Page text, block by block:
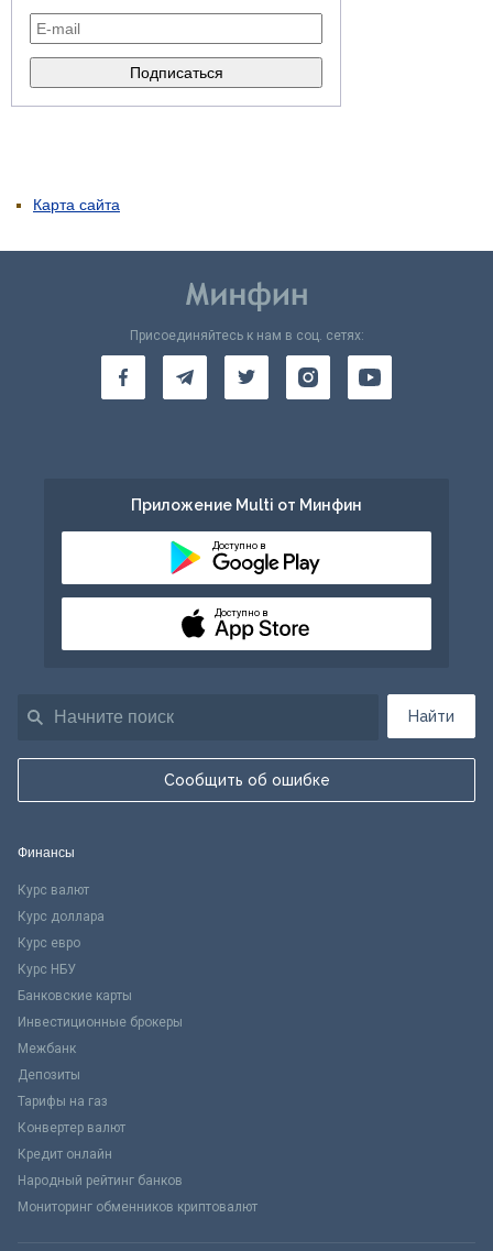
Карта сайта
Найти
Сообщить об ошибке
Присоединяйтесь к нам в соц. сетях:
Приложение Multi от Минфин
Доступно в
Доступно в
Финансы
Курс валют
Курс доллара
Курс евро
Курс НБУ
Банковские карты
Инвестиционные брокеры
Межбанк
Депозиты
Тарифы на газ
Конвертер валют
Кредит онлайн
Народный рейтинг банков
Мониторинг обменников криптовалют